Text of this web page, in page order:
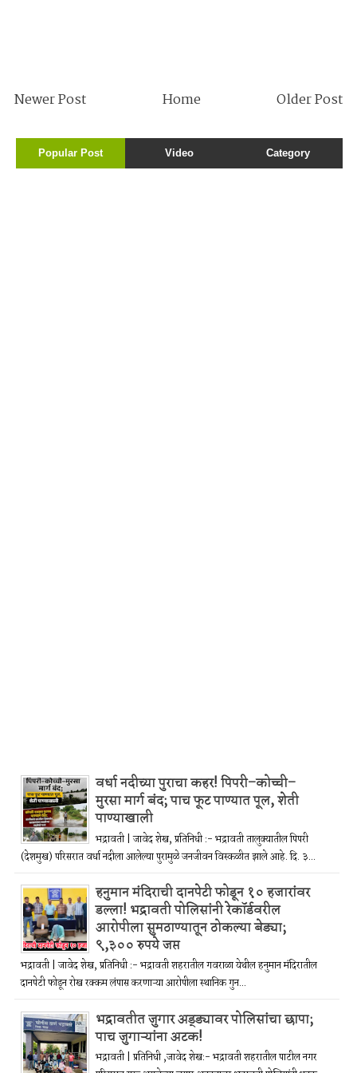
Newer Post Older Post
Home
Popular Post Video Category
वर्धा नदीच्या पुराचा कहर! पिपरी–कोच्ची–
मुरसा मार्ग बंद; पाच फूट पाण्यात पूल, शेती
पाण्याखाली
भद्रावती | जावेद शेख, प्रतिनिधी :- भद्रावती तालुक्यातील पिपरी
(देशमुख) परिसरात वर्धा नदीला आलेल्या पुरामुळे जनजीवन विस्कळीत झाले आहे. दि. ३...
हनुमान मंदिराची दानपेटी फोडून १० हजारांवर
डल्ला! भद्रावती पोलिसांनी रेकॉर्डवरील
आरोपीला सुमठाण्यातून ठोकल्या बेड्या;
९,३०० रुपये जप्त
भद्रावती | जावेद शेख, प्रतिनिधी :- भद्रावती शहरातील गवराळा येथील हनुमान मंदिरातील
दानपेटी फोडून रोख रक्कम लंपास करणाऱ्या आरोपीला स्थानिक गुन...
भद्रावतीत जुगार अड्ड्यावर पोलिसांचा छापा;
पाच जुगाऱ्यांना अटक!
भद्रावती | प्रतिनिधी ,जावेद शेख:- भद्रावती शहरातील पाटील नगर